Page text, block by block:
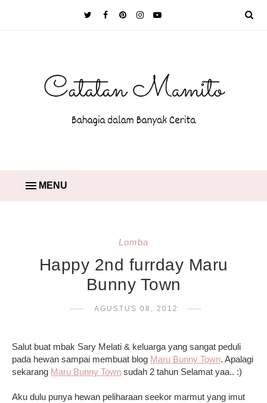
MENU
Lomba
Happy 2nd furrday Maru
Bunny Town
AGUSTUS 08, 2012
Salut buat mbak Sary Melati & keluarga yang sangat peduli
pada hewan sampai membuat blog Maru Bunny Town. Apalagi
sekarang Maru Bunny Town sudah 2 tahun Selamat yaa.. :)
Aku dulu punya hewan peliharaan seekor marmut yang imut